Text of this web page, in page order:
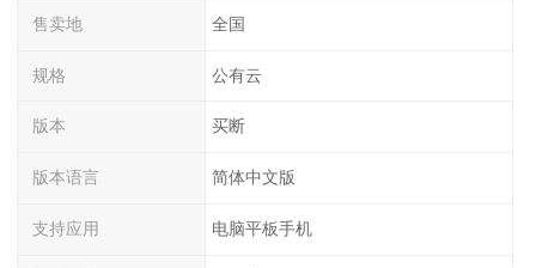
售卖地 全国
规格 公有云
版本 买断
版本语言 简体中文版
支持应用 电脑平板手机